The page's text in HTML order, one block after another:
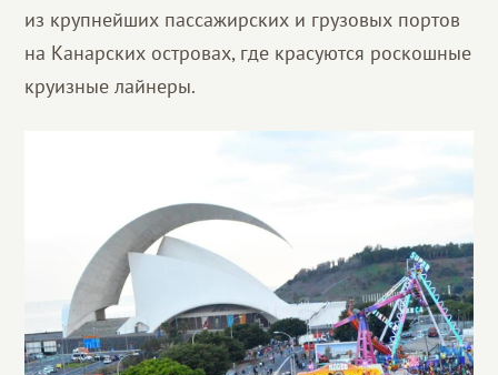
из крупнейших пассажирских и грузовых портов
на Канарских островах, где красуются роскошные
круизные лайнеры.